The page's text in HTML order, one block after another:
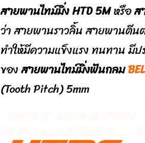
สายพานไทม์มิ่ง HTD 5Mหรือส
ว่า สายพานราวลิ้น สายพานตี
ทำให้มีความแข็งแรง ทนทาน มี
ของสายพานไทม์มิ่งฟันกลม
(Tooth Pitch) 5mm